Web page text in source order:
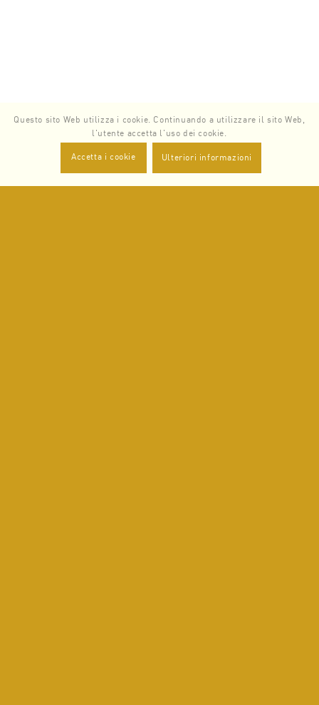
Questo sito Web utilizza i cookie. Continuando a utilizzare il sito Web,
l'utente accetta l'uso dei cookie.
Accetta i cookie Ulteriori informazioni